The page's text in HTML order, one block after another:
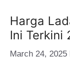
Harga
Ini​ Terkini
March 24, 2025